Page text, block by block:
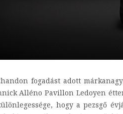
fogadást adott
Alléno Pavillon Ledoyen
hogy a pezsgő